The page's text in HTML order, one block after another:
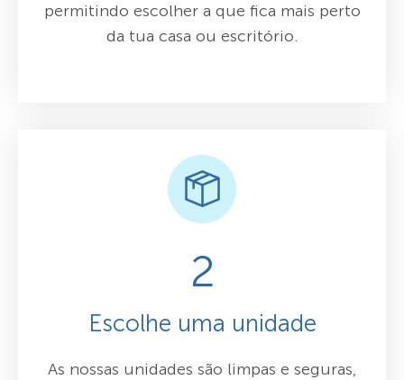
permitindo escolher a que fica mais perto
da tua casa ou escritório.
2
Escolhe uma unidade
As nossas unidades são limpas e seguras,